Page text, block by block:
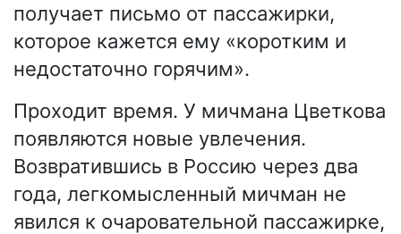
получает письмо от пассажирки,
которое кажется ему «коротким и
недостаточно горячим».
Проходит время. У мичмана Цветкова
появляются новые увлечения.
Возвратившись в Россию через два
года, легкомысленный мичман не
явился к очаровательной пассажирке,